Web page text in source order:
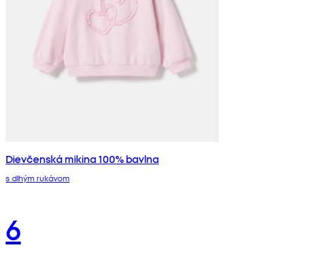
Dievčenská mikina 100% bavlna
s dlhým rukávom
6